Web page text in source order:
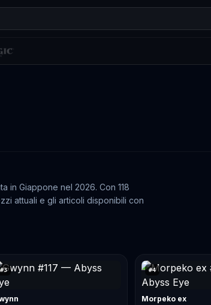
in Giappone nel 2026. Con 118
attuali e gli articoli disponibili con
#3 #4
Morpeko ex